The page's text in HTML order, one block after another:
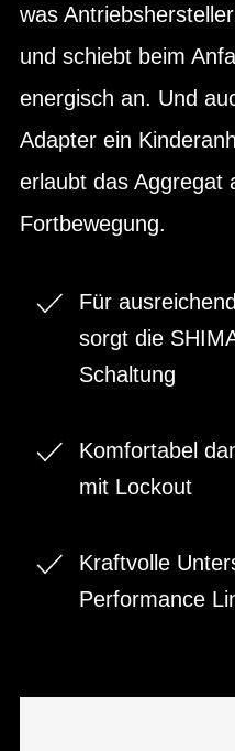
was
und schiebt beim
energisch an. Und
Adapter ein
erlaubt das Aggregat
Fortbewegung.
Für
sorgt die
Schaltung
Komfortabel
mit Lockout
Kraftvolle
Performance